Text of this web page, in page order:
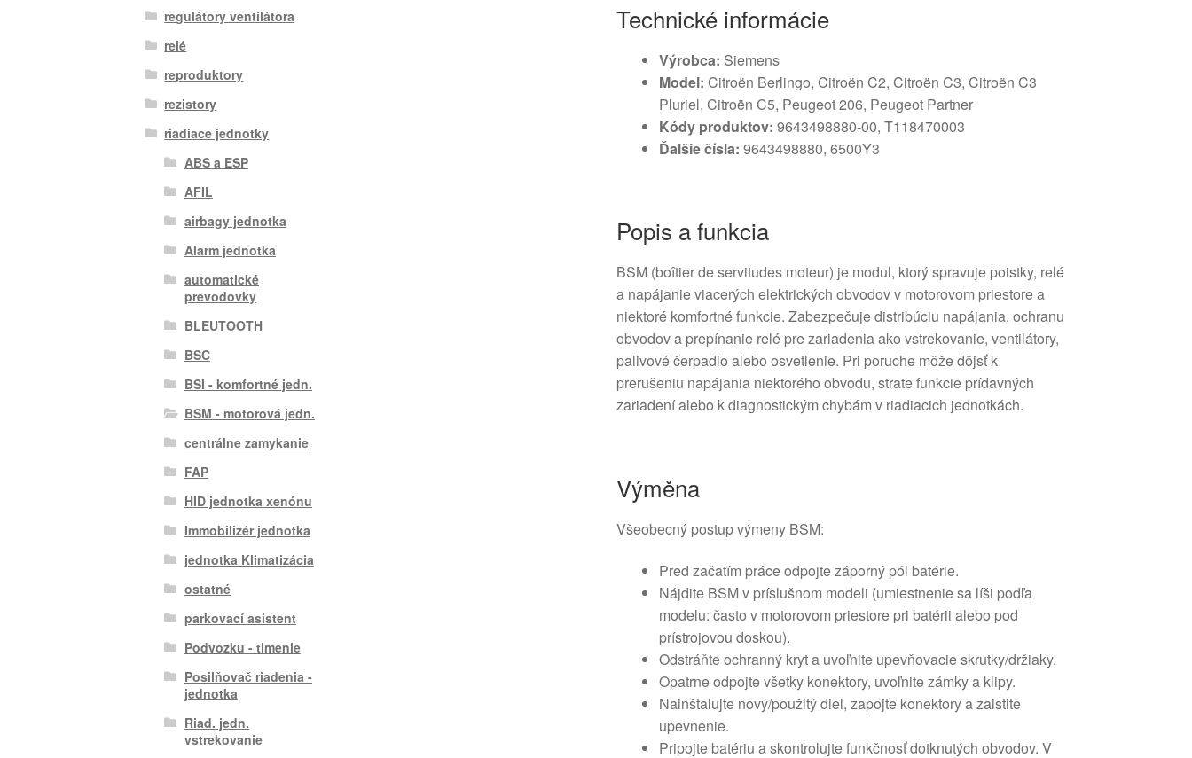
Technické informácie
Výrobca: Siemens
Model: Citroën Berlingo, Citroën C2, Citroën C3, Citroën C3
Pluriel, Citroën C5, Peugeot 206, Peugeot Partner
Kódy produktov: 9643498880-00, T118470003
Ďalšie čísla: 9643498880, 6500Y3
Popis a funkcia
BSM (boîtier de servitudes moteur) je modul, ktorý spravuje poistky, relé
a napájanie viacerých elektrických obvodov v motorovom priestore a
niektoré komfortné funkcie. Zabezpečuje distribúciu napájania, ochranu
obvodov a prepínanie relé pre zariadenia ako vstrekovanie, ventilátory,
palivové čerpadlo alebo osvetlenie. Pri poruche môže dôjsť k
prerušeniu napájania niektorého obvodu, strate funkcie prídavných
zariadení alebo k diagnostickým chybám v riadiacich jednotkách.
Výměna
Všeobecný postup výmeny BSM:
Pred začatím práce odpojte záporný pól batérie.
Nájdite BSM v príslušnom modeli (umiestnenie sa líši podľa
modelu: často v motorovom priestore pri batérii alebo pod
prístrojovou doskou).
Odstráňte ochranný kryt a uvoľnite upevňovacie skrutky/držiaky.
Opatrne odpojte všetky konektory, uvoľnite zámky a klipy.
Nainštalujte nový/použitý diel, zapojte konektory a zaistite
upevnenie.
Pripojte batériu a skontrolujte funkčnosť dotknutých obvodov. V
regulátory ventilátora
relé
reproduktory
rezistory
riadiace jednotky
ABS a ESP
AFIL
airbagy jednotka
Alarm jednotka
automatické
prevodovky
BLEUTOOTH
BSC
BSI - komfortné jedn.
BSM - motorová jedn.
centrálne zamykanie
FAP
HID jednotka xenónu
Immobilizér jednotka
jednotka Klimatizácia
ostatné
parkovací asistent
Podvozku - tlmenie
Posilňovač riadenia -
jednotka
Riad. jedn.
vstrekovanie